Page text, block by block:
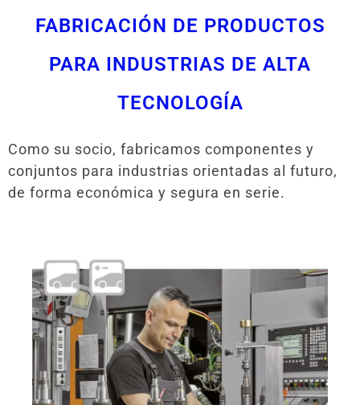
FABRICACIÓN DE PRODUCTOS
PARA INDUSTRIAS DE ALTA
TECNOLOGÍA
Como su socio, fabricamos componentes y
conjuntos para industrias orientadas al futuro,
de forma económica y segura en serie.